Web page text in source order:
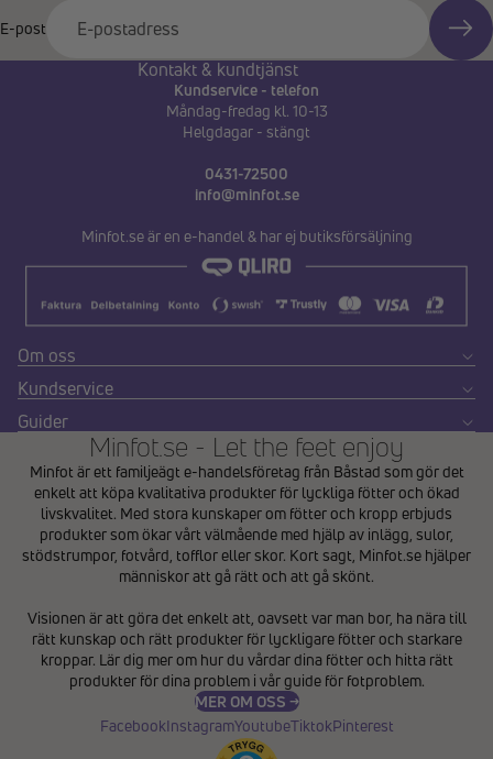
E-post
Kontakt & kundtjänst
Kundservice - telefon
Måndag-fredag kl. 10-13
Helgdagar - stängt
0431-72500
info@minfot.se
Minfot.se är en e-handel & har ej butiksförsäljning
Om oss
Kundservice
Guider
Minfot.se - Let the feet enjoy
Minfot är ett familjeägt e-handelsföretag från Båstad som gör det
enkelt att köpa kvalitativa produkter för lyckliga fötter och ökad
livskvalitet. Med stora kunskaper om fötter och kropp erbjuds
produkter som ökar vårt välmående med hjälp av inlägg, sulor,
stödstrumpor, fotvård, tofflor eller skor. Kort sagt, Minfot.se hjälper
människor att gå rätt och att gå skönt.
Visionen är att göra det enkelt att, oavsett var man bor, ha nära till
rätt kunskap och rätt produkter för lyckligare fötter och starkare
kroppar. Lär dig mer om hur du vårdar dina fötter och hitta rätt
produkter för dina problem i vårguide för fotproblem.
MER OM OSS →
FacebookInstagramYoutubeTiktokPinterest
Återbetalningspolicy
Användarvillkor
Fraktpolicy
Kontaktinformation
Avbeställningspolicy